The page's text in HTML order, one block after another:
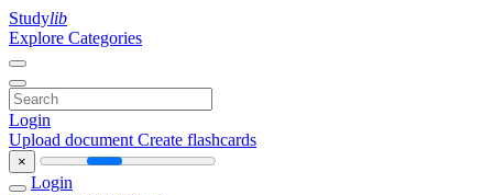
Studylib
Explore Categories
Login
Upload document Create flashcards
×
Login